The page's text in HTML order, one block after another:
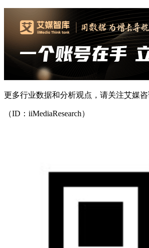
更多行业数据和分析观点，请关注艾媒
（ID：iiMediaResearch）